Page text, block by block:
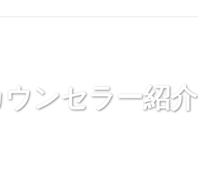
ンセラー紹介